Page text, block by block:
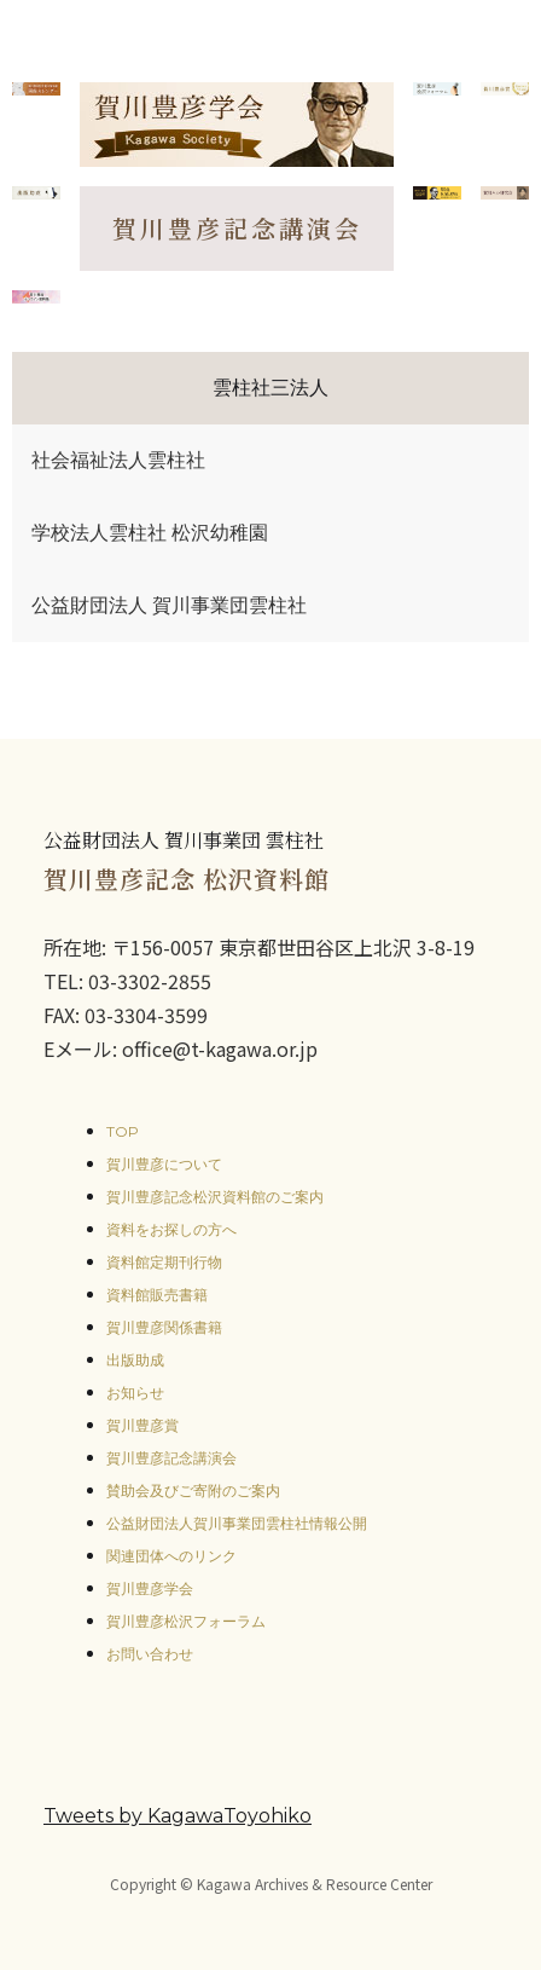
賀川豊彦記念講演会
雲柱社三法人
社会福祉法人雲柱社
学校法人雲柱社 松沢幼稚園
公益財団法人 賀川事業団雲柱社
公益財団法人 賀川事業団 雲柱社
賀川豊彦記念 松沢資料館
所在地: 〒156-0057 東京都世田谷区上北沢 3-8-19
TEL: 03-3302-2855
FAX: 03-3304-3599
Eメール: office@t-kagawa.or.jp
TOP
賀川豊彦について
賀川豊彦記念松沢資料館のご案内
資料をお探しの方へ
資料館定期刊行物
資料館販売書籍
賀川豊彦関係書籍
出版助成
お知らせ
賀川豊彦賞
賀川豊彦記念講演会
賛助会及びご寄附のご案内
公益財団法人賀川事業団雲柱社情報公開
関連団体へのリンク
賀川豊彦学会
賀川豊彦松沢フォーラム
お問い合わせ
Tweets by KagawaToyohiko
Copyright © Kagawa Archives & Resource Center